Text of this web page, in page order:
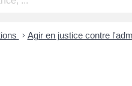
> Agir en justice contre